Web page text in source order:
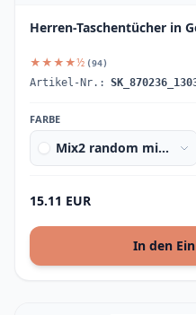
Herren-Taschentücher in
★★★★½ (94)
Artikel-Nr.:
FARBE
Mix2 random mix of
15.11 EUR
In den